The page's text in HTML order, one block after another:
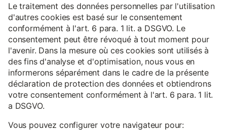
Le traitement des données personnelles par l'utilisation
d'autres cookies est basé sur le consentement
conformément à l'art. 6 para. 1 lit. a DSGVO. Le
consentement peut être révoqué à tout moment pour
l'avenir. Dans la mesure où ces cookies sont utilisés à
des fins d'analyse et d'optimisation, nous vous en
informerons séparément dans le cadre de la présente
déclaration de protection des données et obtiendrons
votre consentement conformément à l'art. 6 para. 1 lit.
a DSGVO.
Vous pouvez configurer votre navigateur pour: